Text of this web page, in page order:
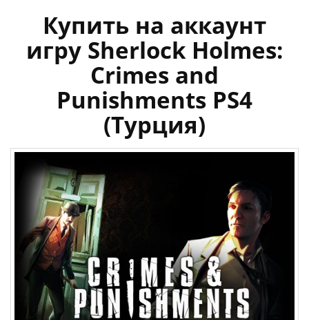
Купить на аккаунт
игру Sherlock Holmes:
Crimes and
Punishments PS4
(Турция)